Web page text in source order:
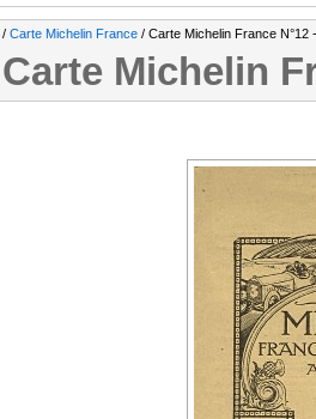
/ Carte Michelin France / Carte Michelin France N°12
Carte Michelin